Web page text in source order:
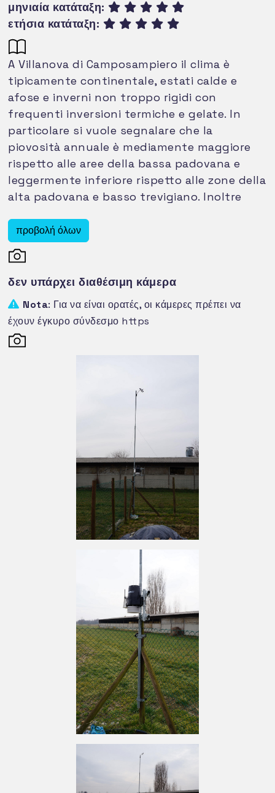
μηνιαία κατάταξη:
ετήσια κατάταξη:
A Villanova di Camposampiero il clima è
tipicamente continentale, estati calde e
afose e inverni non troppo rigidi con
frequenti inversioni termiche e gelate. In
particolare si vuole segnalare che la
piovosità annuale è mediamente maggiore
rispetto alle aree della bassa padovana e
leggermente inferiore rispetto alle zone della
alta padovana e basso trevigiano. Inoltre
si può affermare che almeno negli ultimi 6
anni dal 2014 non si sono registrati
fenomeni temporaleschi degni di nota a
differenza di aeree limitrofe distanti pochi
chilometri.
προβολή όλων
δεν υπάρχει διαθέσιμη κάμερα
Nota: Για να είναι ορατές, οι κάμερες πρέπει να
έχουν έγκυρο σύνδεσμο https